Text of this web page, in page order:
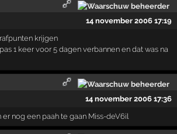
14 november 2006 17:19
krijgen
1 keer voor 5 dagen verbannen en dat was na
14 november 2006 17:36
nog een paah te gaan Miss-deV6il